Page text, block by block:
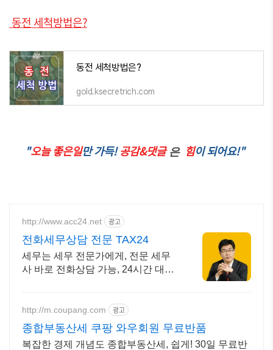
동전 세척방법은?
동전 세척방법은?
gold.ksecretrich.com
"오늘 좋은일만 가득!공감&댓글 은 힘이 되어요!"
http://www.acc24.net 광고
전화세무상담 전문 TAX24
세무는 세무 전문가에게, 전문 세무
사 바로 전화상담 가능, 24시간 대기
http://m.coupang.com 광고
종합부동산세 쿠팡 와우회원 무료반품
복잡한 경제 개념도 종합부동산세, 쉽게! 30일 무료반